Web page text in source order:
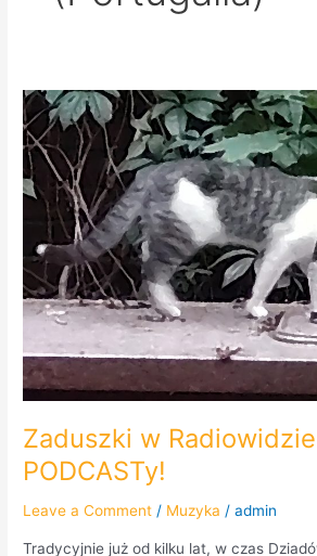
Zaduszki w
PODCASTy!
Leave a Comment / Muzyka /admin
Tradycyjnie już od kilku lat, w czas
Zaduszki
w
Radiowidzie.
PODCASTy!